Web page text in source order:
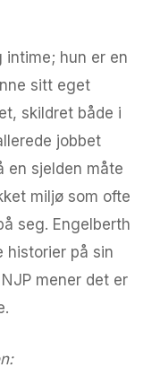
hun er en
sitt eget
skildret både i
jobbet
en sjelden måte
miljø som ofte
seg. Engelberth
historier på sin
mener det er